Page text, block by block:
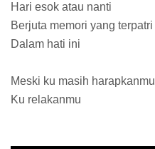
Hari esok atau nanti
Berjuta memori yang terpatri
Dalam hati ini
Meski ku masih harapkanmu
Ku relakanmu